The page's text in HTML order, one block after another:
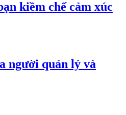
kiềm chế cảm xúc
người quản lý và